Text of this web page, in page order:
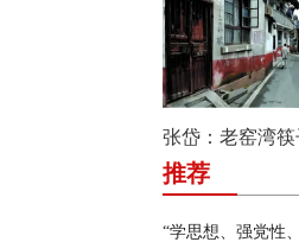
推荐
“学思想、强党性